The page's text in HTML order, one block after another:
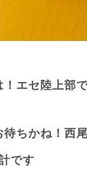
！エセ陸上部
待ちかね！西
です